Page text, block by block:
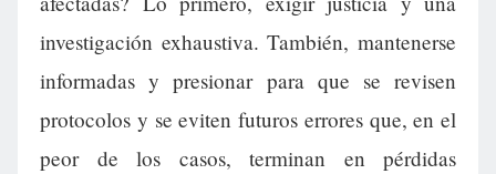
investigación exhaustiva. También, mantenerse
informadas y presionar para que se revisen
protocolos y se eviten futuros errores que, en el
peor de los casos, terminan en pérdidas